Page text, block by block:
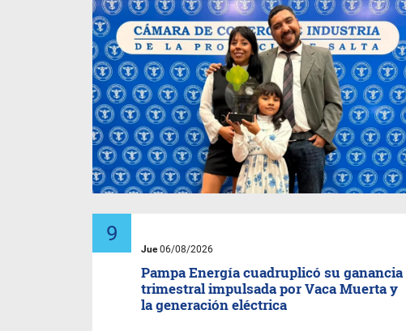
Jue06/08/2026
Pampa Energía cuadruplicó su ganancia
trimestral impulsada por Vaca Muerta y
la generación eléctrica